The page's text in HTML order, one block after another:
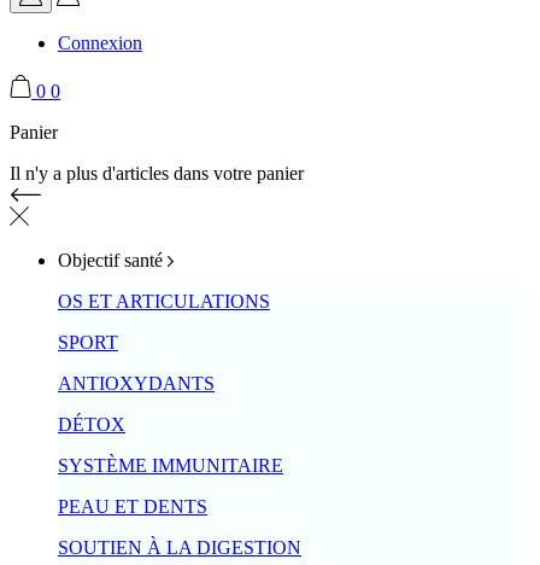
Connexion
0 0
Panier
Il n'y a plus d'articles dans votre panier
Objectif santé
OS ET ARTICULATIONS
SPORT
ANTIOXYDANTS
DÉTOX
SYSTÈME IMMUNITAIRE
PEAU ET DENTS
SOUTIEN À LA DIGESTION